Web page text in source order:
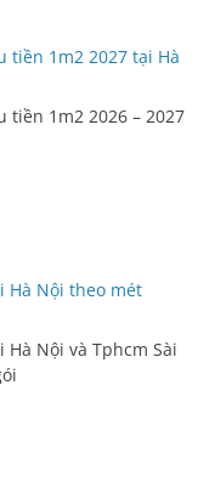
tiền 1m2 2027 tại Hà
tiền 1m2 2026 – 2027
Hà Nội theo mét
Nội và Tphcm Sài